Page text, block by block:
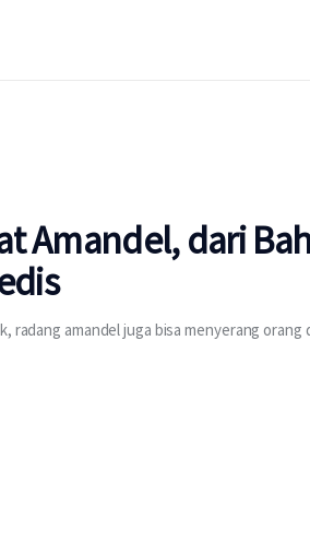
Amandel, dari
radang amandel juga bisa menyerang